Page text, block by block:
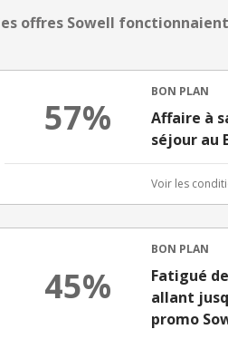
offres Sowell
57%
BON PLAN
Affaire à
séjour au
Voir les
45%
BON PLAN
Fatigué
allant
promo